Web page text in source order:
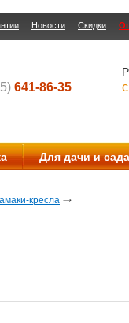
Новости Скидки
641-86-35
Для дачи и сада
кресла